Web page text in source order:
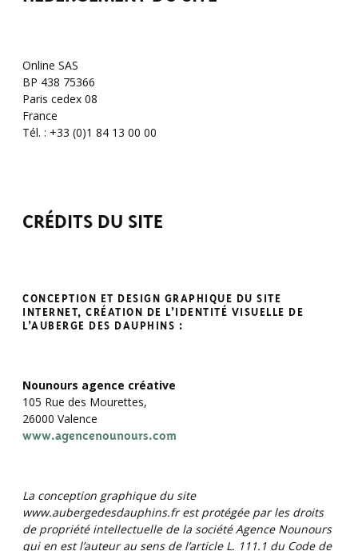
Online SAS
BP 438 75366
Paris cedex 08
France
Tél. : +33 (0)1 84 13 00 00
CRÉDITS DU SITE
CONCEPTION ET DESIGN GRAPHIQUE DU SITE
INTERNET,CRÉATION DE L’IDENTITÉ VISUELLE DE
L’AUBERGE DES DAUPHINS :
Nounours agence créative
105 Rue des Mourettes,
26000 Valence
www.agencenounours.com
La conception graphique du site
www.aubergedesdauphins.fr est protégée par les droits
de propriété intellectuelle de la société Agence Nounours
qui en est l’auteur au sens de l’article L. 111.1 du Code de